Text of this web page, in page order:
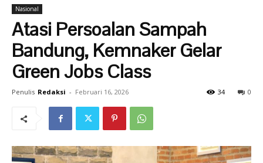
Nasional
Atasi Persoalan Sampah
Bandung, Kemnaker Gelar
Green Jobs Class
Penulis Redaksi - Februari 16, 2026 0
34